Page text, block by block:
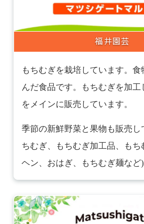
福井園芸
もちむぎを栽培しています。
んだ食品です。もちむぎを加工
をメインに販売しています。
季節の新鮮野菜と果物も販売し
ちむぎ、もちむぎ加工品、もち
ヘン、おはぎ、もちむぎ麺など)